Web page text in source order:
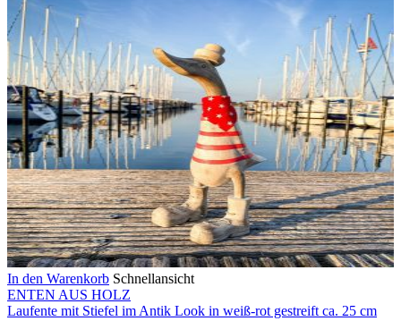
In den Warenkorb Schnellansicht
ENTEN AUS HOLZ
Laufente mit Stiefel im Antik Look in weiß-rot gestreift ca. 25 cm